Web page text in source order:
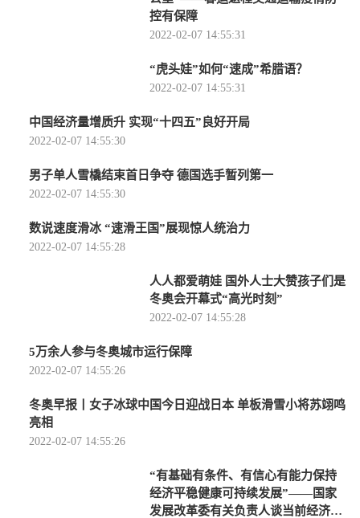
控有保障
2022-02-07 14:55:31
“虎头娃”如何“速成”希腊语？
2022-02-07 14:55:31
中国经济量增质升 实现“十四五”良好开局
2022-02-07 14:55:30
男子单人雪橇结束首日争夺 德国选手暂列第一
2022-02-07 14:55:30
数说速度滑冰 “速滑王国”展现惊人统治力
2022-02-07 14:55:28
人人都爱萌娃 国外人士大赞孩子们是
冬奥会开幕式“高光时刻”
2022-02-07 14:55:28
5万余人参与冬奥城市运行保障
2022-02-07 14:55:26
冬奥早报丨女子冰球中国今日迎战日本 单板滑雪小将苏翊鸣
亮相
2022-02-07 14:55:26
“有基础有条件、有信心有能力保持
经济平稳健康可持续发展”——国家
发展改革委有关负责人谈当前经济形